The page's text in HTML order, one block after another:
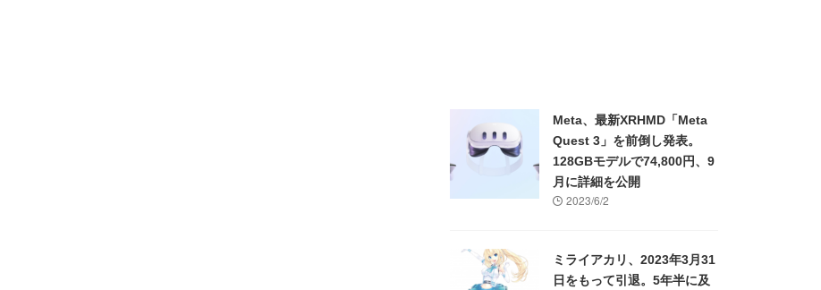
Meta、最新XRHMD「Meta
Quest 3」を前倒し発表。
128GBモデルで74,800円、9
月に詳細を公開
2023/6/2
ミライアカリ、2023年3月31
日をもって引退。5年半に及